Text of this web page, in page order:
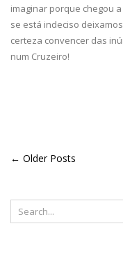
imaginar porque chegou
se está indeciso
certeza convencer das
num Cruzeiro!
← Older Posts